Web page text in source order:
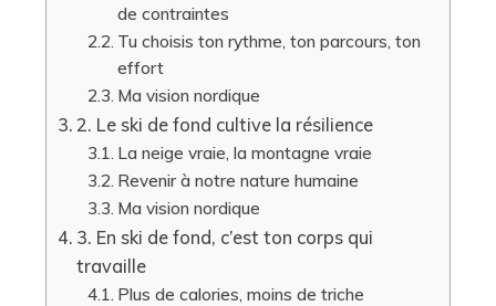
de contraintes
Tu choisis ton rythme, ton parcours, ton
effort
Ma vision nordique
2. Le ski de fond cultive la résilience
La neige vraie, la montagne vraie
Revenir à notre nature humaine
Ma vision nordique
3. En ski de fond, c’est ton corps qui
travaille
Plus de calories, moins de triche